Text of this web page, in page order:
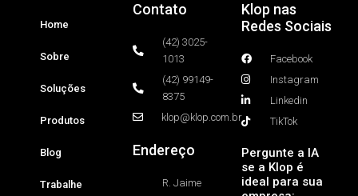
Home
Sobre
Soluções
Produtos
Blog
Trabalhe
Contato
(42) 3025-
1013
(42) 99149-
8375
klop@klop.com.br
Endereço
R. Jaime
Klop nas
Redes Sociais
Facebook
Instagram
Linkedin
TikTok
Pergunte a IA
se a Klop é
ideal para sua